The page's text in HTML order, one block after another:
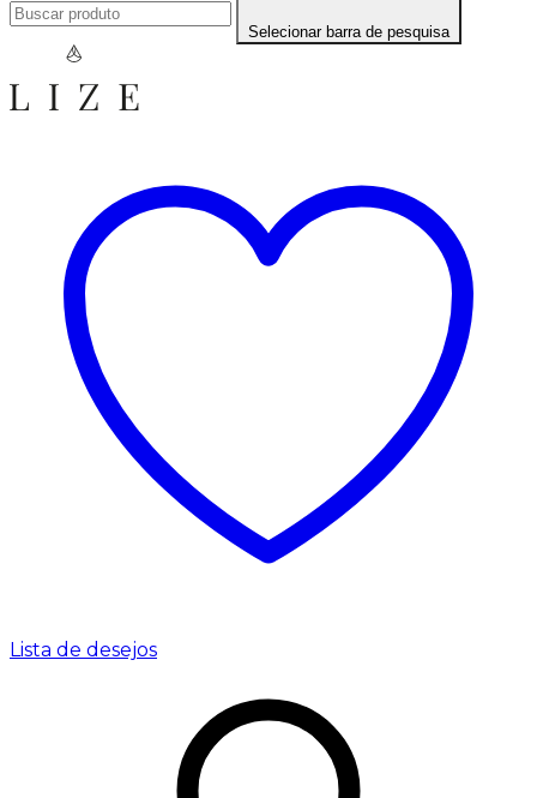
Selecionar barra de pesquisa
Lista de desejos